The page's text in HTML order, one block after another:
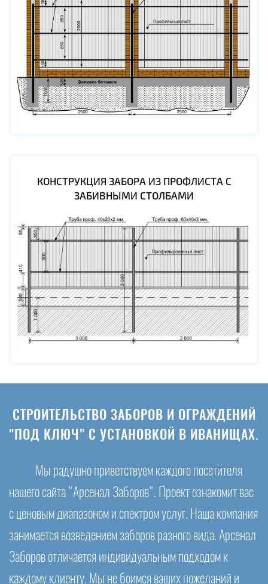
КОНСТРУКЦИЯ ЗАБОРА ИЗ ПРОФЛИСТА С
ЗАБИВНЫМИ СТОЛБАМИ
СТРОИТЕЛЬСТВО ЗАБОРОВ И ОГРАЖДЕНИЙ
"ПОД КЛЮЧ" С УСТАНОВКОЙ В ИВАНИЩАХ.
Мы радушно приветствуем каждого посетителя
нашего сайта "Арсенал Заборов". Проект ознакомит вас
с ценовым диапазоном и спектром услуг. Наша компания
занимается возведением заборов разного вида. Арсенал
Заборов отличается индивидуальным подходом к
каждому клиенту. Мы не боимся ваших пожеланий и